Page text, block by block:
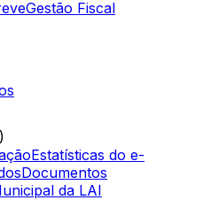
Gestão Fiscal
Estatísticas do e-
Documentos
da LAI